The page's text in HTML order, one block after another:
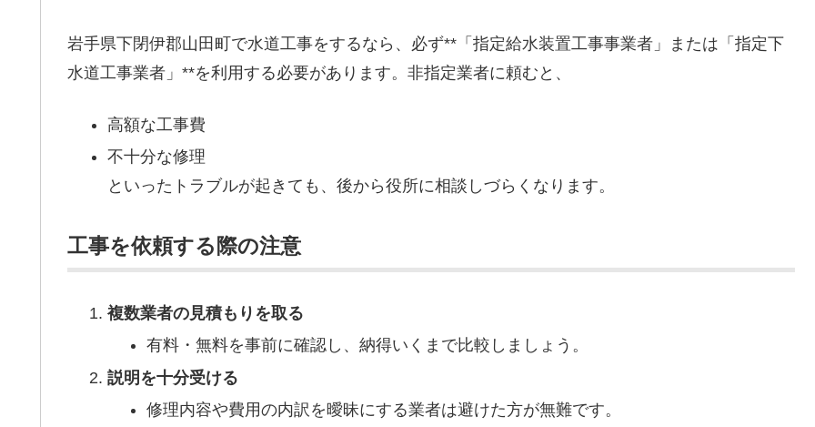
岩手県下閉伊郡山田町で水道工事をするなら、必ず**「指定給水装置工事事業者」または「指定下
水道工事業者」**を利用する必要があります。非指定業者に頼むと、
高額な工事費
不十分な修理
といったトラブルが起きても、後から役所に相談しづらくなります。
工事を依頼する際の注意
複数業者の見積もりを取る
有料・無料を事前に確認し、納得いくまで比較しましょう。
説明を十分受ける
修理内容や費用の内訳を曖昧にする業者は避けた方が無難です。